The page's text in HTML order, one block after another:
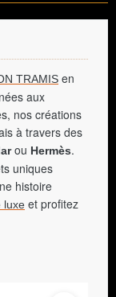
TRAMIS en
aux
nos créations
à travers des
ou Hermès.
uniques
histoire
luxe et profitez